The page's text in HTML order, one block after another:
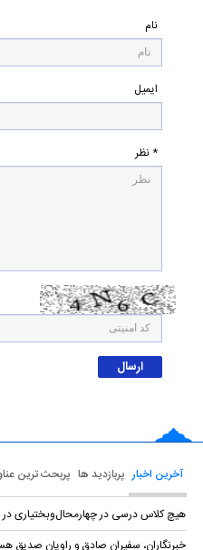
نام
ایمیل
* نظر
آخرین اخبار پربازدید ها پربحث ترین
هیچ کلاس درسی در چهارمحال‌وبختیاری
خبرنگاران، سفیران صادق و راویان صدیق